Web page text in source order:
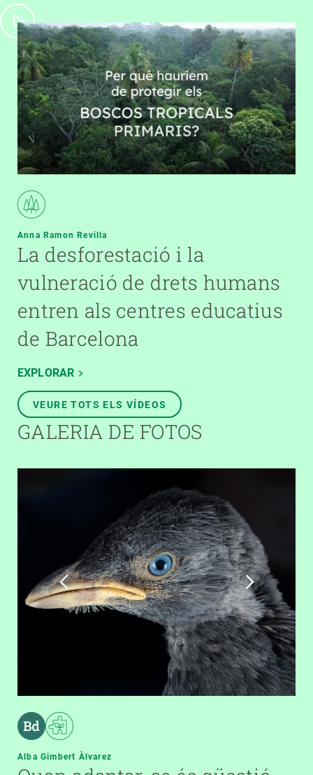
Anna Ramon Revilla
La desforestació i la
vulneració de drets humans
entren als centres educatius
de Barcelona
EXPLORAR
VEURE TOTS ELS VÍDEOS
GALERIA DE FOTOS
Alba Gimbert Àlvarez